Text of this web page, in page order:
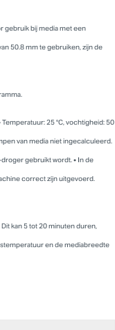
gebruik bij media met een
50.8 mm te gebruiken, zijn de
25 °C, vochtigheid: 50
van media niet ingecalculeerd.
gebruikt wordt. • In de
correct zijn uitgevoerd.
kan 5 tot 20 minuten duren,
en de mediabreedte